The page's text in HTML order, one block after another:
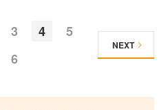
3 4
5
6
NEXT